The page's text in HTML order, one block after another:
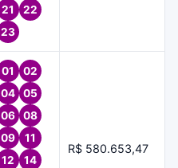
21
22
23
01
02
04
05
06
08
09
11
12
14
R$ 580.653,47